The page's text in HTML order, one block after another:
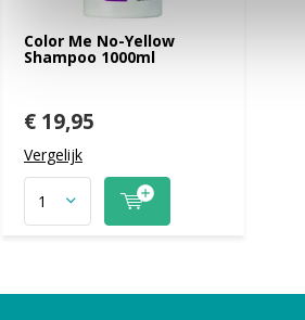
Color Me No-Yellow
Shampoo 1000ml
€ 19,95
Vergelijk